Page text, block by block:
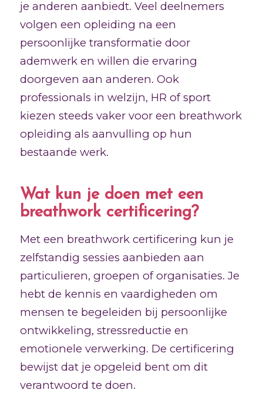
je anderen aanbiedt. Veel deelnemers
volgen een opleiding na een
persoonlijke transformatie door
ademwerk en willen die ervaring
doorgeven aan anderen. Ook
professionals in welzijn, HR of sport
kiezen steeds vaker voor een breathwork
opleiding als aanvulling op hun
bestaande werk.
Wat kun je doen met een
breathwork certificering?
Met een breathwork certificering kun je
zelfstandig sessies aanbieden aan
particulieren, groepen of organisaties. Je
hebt de kennis en vaardigheden om
mensen te begeleiden bij persoonlijke
ontwikkeling, stressreductie en
emotionele verwerking. De certificering
bewijst dat je opgeleid bent om dit
verantwoord te doen.